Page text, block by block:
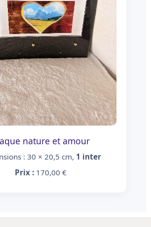
nature et amour
: 30 × 20,5 cm, 1 inter
Prix :170,00 €